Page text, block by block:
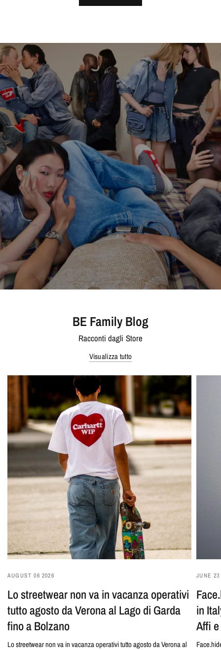
BE Family Blog
Racconti dagli Store
Visualizza tutto
AUGUST 06 2026
Lo streetwear non va in vacanza operativi
tutto agosto da Verona al Lago di Garda
fino a Bolzano
Lo streetwear non va in vacanza operativi tutto agosto da Verona al
JUNE
in
Affi